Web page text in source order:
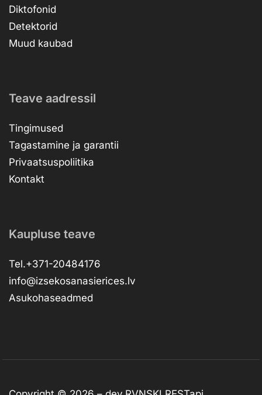
Diktofonid
Detektorid
Muud kaubad
Teave aadressil
Tingimused
Tagastamine ja garantii
Privaatsuspoliitika
Kontakt
Kaupluse teave
Tel.+371-20484176
info@izsekosanasierices.lv
Asukohaseadmed